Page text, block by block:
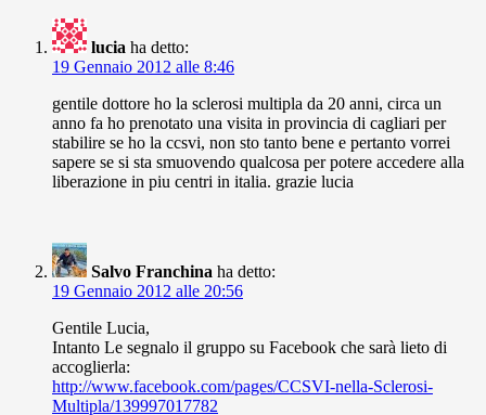
lucia ha detto:
19 Gennaio 2012 alle 8:46
gentile dottore ho la sclerosi multipla da 20 anni, circa un
anno fa ho prenotato una visita in provincia di cagliari per
stabilire se ho la ccsvi, non sto tanto bene e pertanto vorrei
sapere se si sta smuovendo qualcosa per potere accedere alla
liberazione in piu centri in italia. grazie lucia
Salvo Franchina ha detto:
19 Gennaio 2012 alle 20:56
Gentile Lucia,
Intanto Le segnalo il gruppo su Facebook che sarà lieto di
accoglierla:
http://www.facebook.com/pages/CCSVI-nella-Sclerosi-
Multipla/139997017782